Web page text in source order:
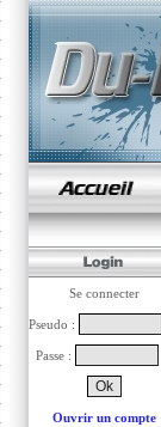
Se connecter
Pseudo :
Passe :
Ouvrir un compte